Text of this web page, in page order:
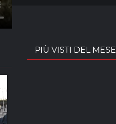
PIÙ VISTI DEL MESE